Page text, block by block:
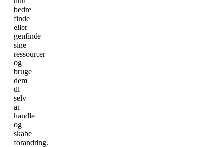
bedre
finde
eller
genfinde
sine
ressourcer
og
bruge
dem
til
selv
at
handle
og
skabe
forandring.